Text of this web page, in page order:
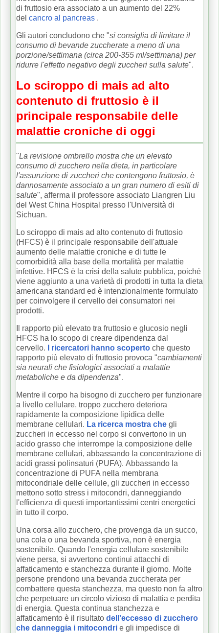
di fruttosio era associato a un aumento del 22%
del cancro al pancreas .
Gli autori concludono che "si consiglia di limitare il
consumo di bevande zuccherate a meno di una
porzione/settimana (circa 200-355 ml/settimana) per
ridurre l'effetto negativo degli zuccheri sulla salute".
Lo sciroppo di mais ad alto
contenuto di fruttosio è il
principale responsabile delle
malattie croniche di oggi
"La revisione ombrello mostra che un elevato
consumo di zucchero nella dieta, in particolare
l'assunzione di zuccheri che contengono fruttosio, è
dannosamente associato a un gran numero di esiti di
salute", afferma il professore associato Liangren Liu
del West China Hospital presso l'Università di
Sichuan.
Lo sciroppo di mais ad alto contenuto di fruttosio
(HFCS) è il principale responsabile dell'attuale
aumento delle malattie croniche e di tutte le
comorbidità alla base della mortalità per malattie
infettive. HFCS è la crisi della salute pubblica, poiché
viene aggiunto a una varietà di prodotti in tutta la dieta
americana standard ed è intenzionalmente formulato
per coinvolgere il cervello dei consumatori nei
prodotti.
Il rapporto più elevato tra fruttosio e glucosio negli
HFCS ha lo scopo di creare dipendenza dal
cervello.
I ricercatori hanno scoperto che questo
rapporto più elevato di fruttosio provoca "cambiamenti
sia neurali che fisiologici associati a malattie
metaboliche e da dipendenza".
Mentre il corpo ha bisogno di zucchero per funzionare
a livello cellulare, troppo zucchero deteriora
rapidamente la composizione lipidica delle
membrane cellulari. La ricerca mostra che gli
zuccheri in eccesso nel corpo si convertono in un
acido grasso che interrompe la composizione delle
membrane cellulari, abbassando la concentrazione di
acidi grassi polinsaturi (PUFA). Abbassando la
concentrazione di PUFA nella membrana
mitocondriale delle cellule, gli zuccheri in eccesso
mettono sotto stress i mitocondri, danneggiando
l'efficienza di questi importantissimi centri energetici
in tutto il corpo.
Una corsa allo zucchero, che provenga da un succo,
una cola o una bevanda sportiva, non è energia
sostenibile. Quando l'energia cellulare sostenibile
viene persa, si avvertono continui attacchi di
affaticamento e stanchezza durante il giorno. Molte
persone prendono una bevanda zuccherata per
combattere questa stanchezza, ma questo non fa altro
che perpetuare un circolo vizioso di malattia e perdita
di energia. Questa continua stanchezza e
affaticamento è il risultato dell'eccesso di zucchero
che danneggia i mitocondri e gli impedisce di